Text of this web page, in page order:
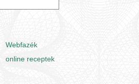
Webfazék
online receptek